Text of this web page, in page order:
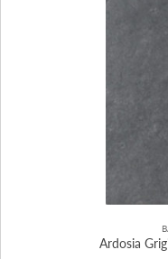
Ardosia